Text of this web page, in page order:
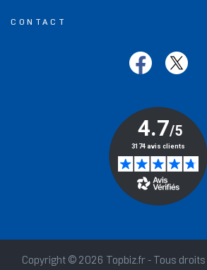
CONTACT
Copyright © 2026 Topbiz.fr - Tous